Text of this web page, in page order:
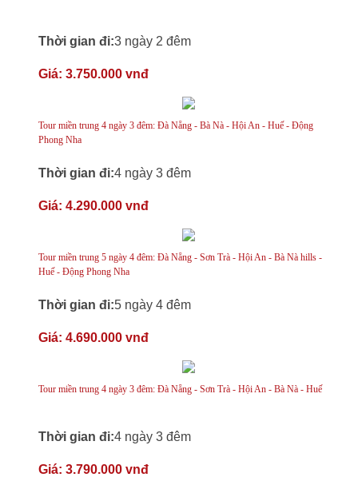
Thời gian đi:3 ngày 2 đêm
Giá: 3.750.000 vnđ
Tour miền trung 4 ngày 3 đêm: Đà Nẵng - Bà Nà - Hội An - Huế - Động
Phong Nha
Thời gian đi:4 ngày 3 đêm
Giá: 4.290.000 vnđ
Tour miền trung 5 ngày 4 đêm: Đà Nẵng - Sơn Trà - Hội An - Bà Nà hills -
Huế - Động Phong Nha
Thời gian đi:5 ngày 4 đêm
Giá: 4.690.000 vnđ
Tour miền trung 4 ngày 3 đêm: Đà Nẵng - Sơn Trà - Hội An - Bà Nà - Huế
Thời gian đi:4 ngày 3 đêm
Giá: 3.790.000 vnđ